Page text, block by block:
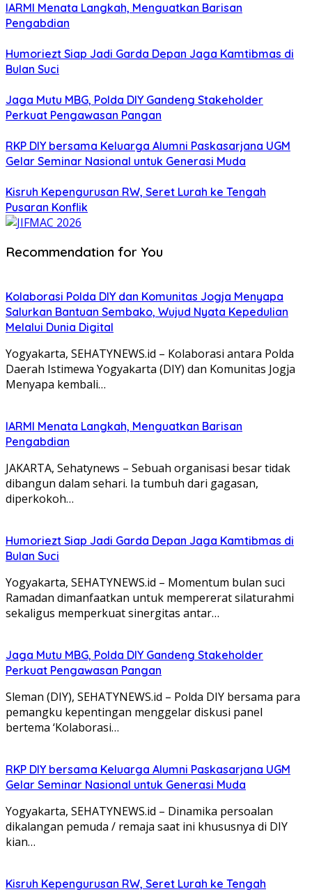
IARMI Menata Langkah, Menguatkan Barisan
Pengabdian
Humoriezt Siap Jadi Garda Depan Jaga Kamtibmas di
Bulan Suci
Jaga Mutu MBG, Polda DIY Gandeng Stakeholder
Perkuat Pengawasan Pangan
RKP DIY bersama Keluarga Alumni Paskasarjana UGM
Gelar Seminar Nasional untuk Generasi Muda
Kisruh Kepengurusan RW, Seret Lurah ke Tengah
Pusaran Konflik
Recommendation for You
Kolaborasi Polda DIY dan Komunitas Jogja Menyapa
Salurkan Bantuan Sembako, Wujud Nyata Kepedulian
Melalui Dunia Digital
Yogyakarta, SEHATYNEWS.id – Kolaborasi antara Polda
Daerah Istimewa Yogyakarta (DIY) dan Komunitas Jogja
Menyapa kembali…
IARMI Menata Langkah, Menguatkan Barisan
Pengabdian
JAKARTA, Sehatynews – Sebuah organisasi besar tidak
dibangun dalam sehari. Ia tumbuh dari gagasan,
diperkokoh…
Humoriezt Siap Jadi Garda Depan Jaga Kamtibmas di
Bulan Suci
Yogyakarta, SEHATYNEWS.id – Momentum bulan suci
Ramadan dimanfaatkan untuk mempererat silaturahmi
sekaligus memperkuat sinergitas antar…
Jaga Mutu MBG, Polda DIY Gandeng Stakeholder
Perkuat Pengawasan Pangan
Sleman (DIY), SEHATYNEWS.id – Polda DIY bersama para
pemangku kepentingan menggelar diskusi panel
bertema ‘Kolaborasi…
RKP DIY bersama Keluarga Alumni Paskasarjana UGM
Gelar Seminar Nasional untuk Generasi Muda
Yogyakarta, SEHATYNEWS.id – Dinamika persoalan
dikalangan pemuda / remaja saat ini khususnya di DIY
kian…
Kisruh Kepengurusan RW, Seret Lurah ke Tengah